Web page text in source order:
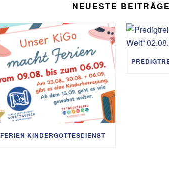
NEUESTE BEITRÄGE
FERIEN KINDERGOTTESDIENST